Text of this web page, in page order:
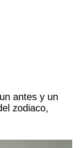
antes y un
zodiaco,